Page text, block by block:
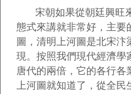
宋朝如果從朝廷興旺
態式來講就非常好，主要
圖，清明上河圖是北宋汴
現。按照我們現代經濟學
唐代的兩倍，它的各行各
上河圖就知道了，從全民